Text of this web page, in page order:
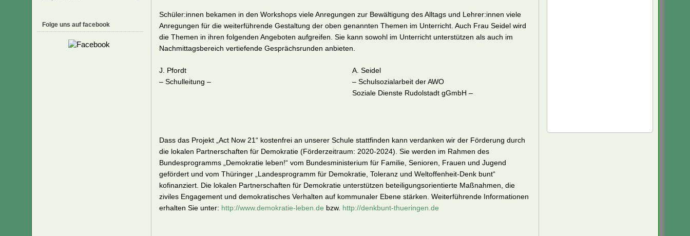
Schüler:innen bekamen in den Workshops viele Anregungen zur Bewältigung des Alltags und Lehrer:innen viele
Anregungen für die weiterführende Gestaltung der oben genannten Themen im Unterricht. Auch Frau Seidel wird
die Themen in ihren folgenden Angeboten aufgreifen. Sie kann sowohl im Unterricht unterstützen als auch im
Nachmittagsbereich vertiefende Gesprächsrunden anbieten.
J. Pfordt
– Schulleitung –
A. Seidel
– Schulsozialarbeit der AWO
Soziale Dienste Rudolstadt gGmbH –
Dass das Projekt „Act Now 21“ kostenfrei an unserer Schule stattfinden kann verdanken wir der Förderung durch
die lokalen Partnerschaften für Demokratie (Förderzeitraum: 2020-2024). Sie werden im Rahmen des
Bundesprogramms „Demokratie leben!“ vom Bundesministerium für Familie, Senioren, Frauen und Jugend
gefördert und vom Thüringer „Landesprogramm für Demokratie, Toleranz und Weltoffenheit-Denk bunt“
kofinanziert. Die lokalen Partnerschaften für Demokratie unterstützen beteiligungsorientierte Maßnahmen, die
ziviles Engagement und demokratisches Verhalten auf kommunaler Ebene stärken. Weiterführende Informationen
erhalten Sie unter: http://www.demokratie-leben.de bzw. http://denkbunt-thueringen.de
Folge uns auf facebook